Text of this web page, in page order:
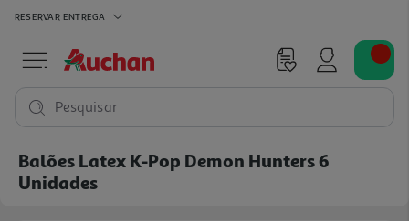
RESERVAR ENTREGA
Pesquisar
Balões Latex K-Pop Demon Hunters 6
Unidades